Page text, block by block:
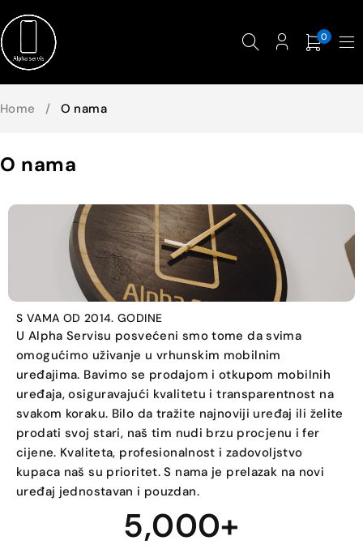
0
O nama
Home / O nama
S VAMA OD 2014. GODINE
U Alpha Servisu posvećeni smo tome da svima
omogućimo uživanje u vrhunskim mobilnim
uređajima. Bavimo se prodajom i otkupom mobilnih
uređaja, osiguravajući kvalitetu i transparentnost na
svakom koraku. Bilo da tražite najnoviji uređaj ili želite
prodati svoj stari, naš tim nudi brzu procjenu i fer
cijene. Kvaliteta, profesionalnost i zadovoljstvo
kupaca naš su prioritet. S nama je prelazak na novi
uređaj jednostavan i pouzdan.
5,000+